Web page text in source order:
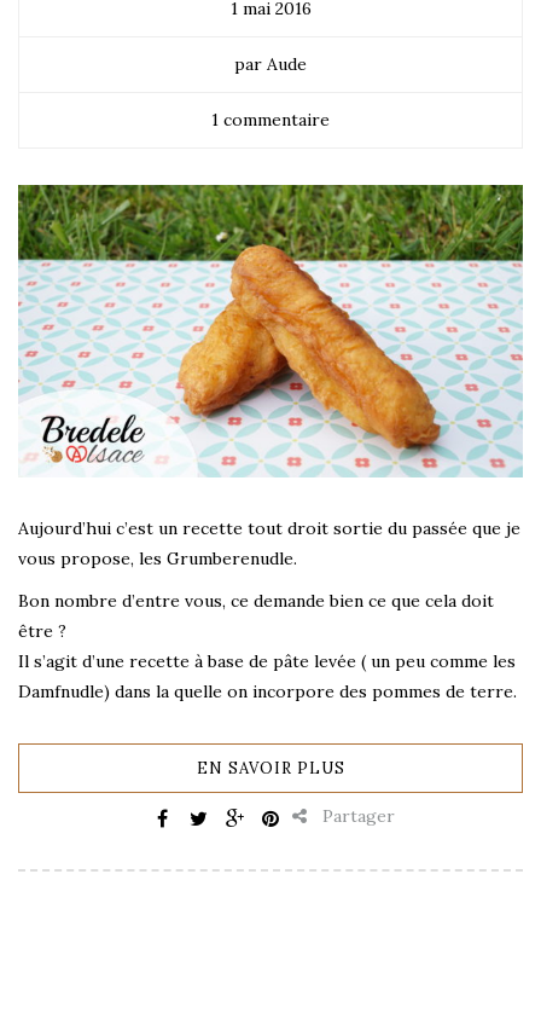
1 mai 2016
par Aude
1 commentaire
Aujourd’hui c’est un recette tout droit sortie du passée que je
vous propose, les Grumberenudle.
Bon nombre d’entre vous, ce demande bien ce que cela doit
être ?
Il s’agit d’une recette à base de pâte levée ( un peu comme les
Damfnudle) dans la quelle on incorpore des pommes de terre.
EN SAVOIR PLUS
Partager